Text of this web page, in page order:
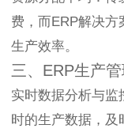
费，而ERP解决
生产效率。
三、ERP生产
实时数据分析与监
时的生产数据，及